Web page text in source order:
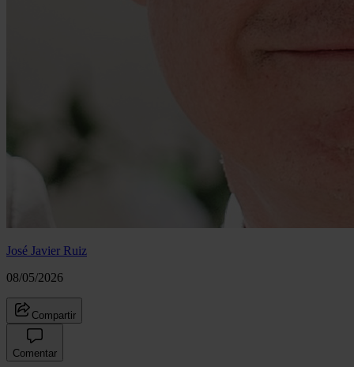
José Javier Ruiz
08/05/2026
Compartir
Comentar